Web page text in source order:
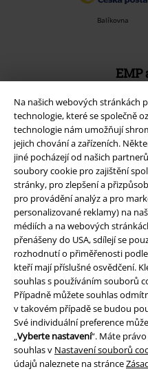
Na našich webových stránkách
technologie, které se společně
technologie nám umožňují
jejich chování a zařízeních.
jiné pocházejí od našich
soubory cookie pro zajištění
stránky, pro zlepšení a
pro provádění analýz a pro
personalizované reklamy) na
médiích a na webových
přenášeny do USA, sdílejí se
rozhodnutí o přiměřenosti
kteří mají příslušné osvědčení.
souhlas s používáním souborů
Případně můžete souhlas
v takovém případě se budou
Své individuální preference
„Vyberte nastavení“. Máte
souhlas v Nastavení souborů
údajů naleznete na stránce
Balíkovna
A Warner